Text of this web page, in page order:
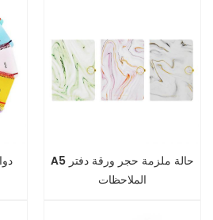
A5 حالة ملزمة حجر ورقة دفتر
الملاحظات